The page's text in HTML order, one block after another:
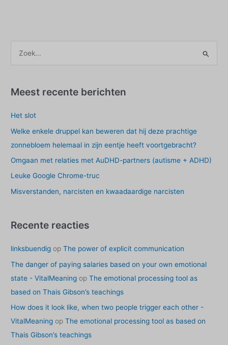
k
n
n
a
a
Meest recente berichten
Het slot
Welke enkele druppel kan beweren dat hij deze prachtige
zonnebloem helemaal in zijn eentje heeft voortgebracht?
Omgaan met relaties met AuDHD-partners (autisme + ADHD)
Leuke Google Chrome-truc
Misverstanden, narcisten en kwaadaardige narcisten
Recente reacties
linksbuendig opThe power of explicit communication
The danger of paying salaries based on your own emotional
state - VitalMeaning opThe emotional processing tool as
based on Thais Gibson’s teachings
How does it look like, when two people trigger each other -
VitalMeaning opThe emotional processing tool as based on
Thais Gibson’s teachings